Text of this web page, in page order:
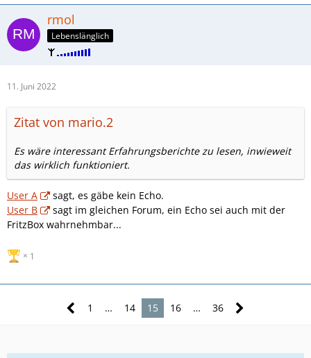
rmol
Lebenslänglich
11. Juni 2022
Zitat von mario.2
Es wäre interessant Erfahrungsberichte zu lesen, inwieweit
das wirklich funktioniert.
User A
sagt, es gäbe kein Echo.
User B
sagt im gleichen Forum, ein Echo sei auch mit der
FritzBox wahrnehmbar...
1
1 … 14 15 16 … 36